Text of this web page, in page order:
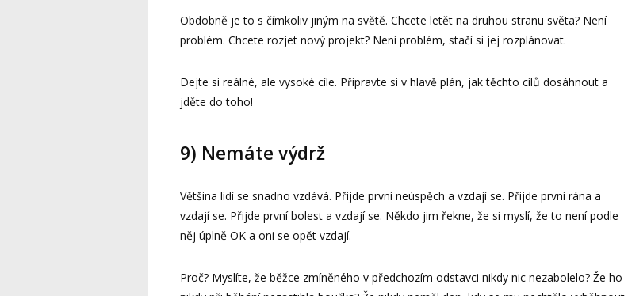
Obdobně je to s čímkoliv jiným na světě. Chcete letět na druhou stranu světa? Není
problém. Chcete rozjet nový projekt? Není problém, stačí si jej rozplánovat.
Dejte si reálné, ale vysoké cíle. Připravte si v hlavě plán, jak těchto cílů dosáhnout a
jděte do toho!
9) Nemáte výdrž
Většina lidí se snadno vzdává. Přijde první neúspěch a vzdají se. Přijde první rána a
vzdají se. Přijde první bolest a vzdají se. Někdo jim řekne, že si myslí, že to není podle
něj úplně OK a oni se opět vzdají.
Proč? Myslíte, že běžce zmíněného v předchozím odstavci nikdy nic nezabolelo? Že ho